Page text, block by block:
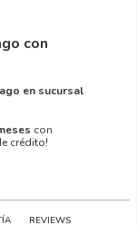
con
en sucursal
con
crédito!
REVIEWS